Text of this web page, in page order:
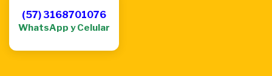
(57) 3168701076
WhatsApp y Celular